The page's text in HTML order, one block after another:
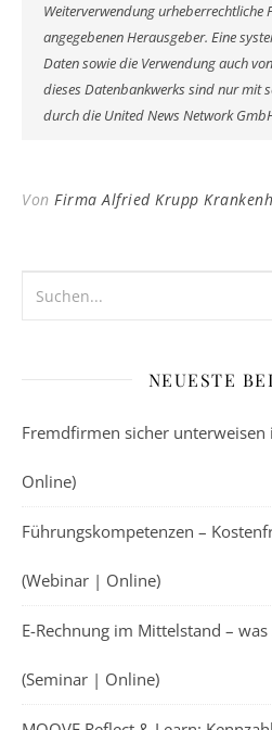
Weiterverwendung urheberrechtliche
angegebenen Herausgeber. Eine
Daten sowie die Verwendung auch
dieses Datenbankwerks sind nur mit
durch die United News Network
Von Firma Alfried Krupp
NEUESTE
Fremdfirmen sicher
Online)
Führungskompetenzen –
(Webinar | Online)
E-Rechnung im Mittelstand –
(Seminar | Online)